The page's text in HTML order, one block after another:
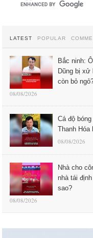
LATEST POPULAR
Bắc ninh:
Dũng bị xử
còn bỏ
08/08/2026
Cá độ
Thanh
08/08/2026
Nhà cho
nhà tái
sao?
08/08/2026